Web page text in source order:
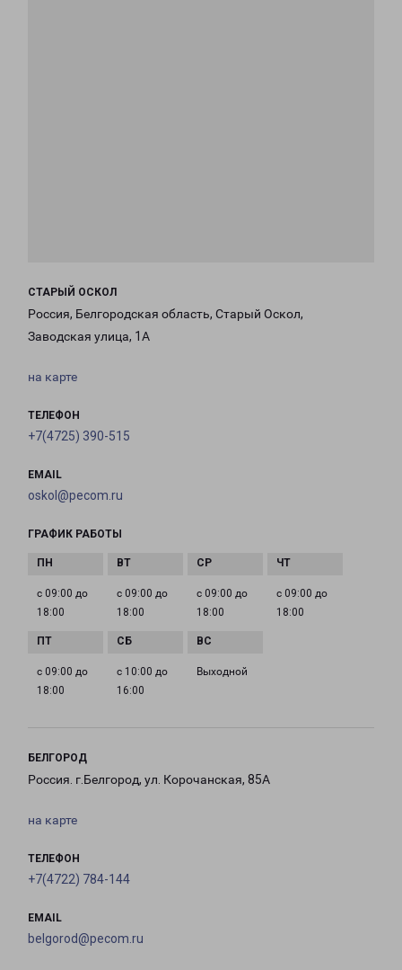
СТАРЫЙ ОСКОЛ
Россия, Белгородская область, Старый Оскол,
Заводская улица, 1А
на карте
ТЕЛЕФОН
+7(4725) 390-515
EMAIL
oskol@pecom.ru
ГРАФИК РАБОТЫ
с 09:00 до
18:00
с 09:00 до
18:00
с 09:00 до
18:00
с 09:00 до
18:00
с 09:00 до
18:00
с 10:00 до
16:00
Выходной
БЕЛГОРОД
Россия. г.Белгород, ул. Корочанская, 85А
на карте
ТЕЛЕФОН
+7(4722) 784-144
EMAIL
belgorod@pecom.ru